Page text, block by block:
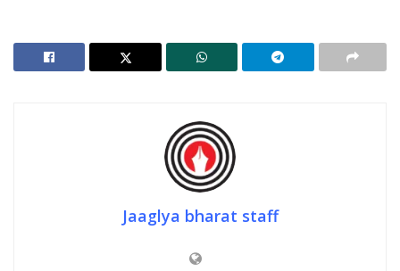
Jaaglya bharat staff